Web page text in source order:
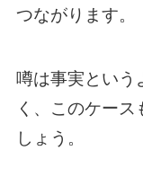
つながります。
噂は事実という
く、このケー
しょう。